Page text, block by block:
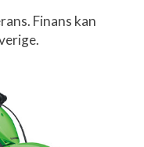
Finans kan